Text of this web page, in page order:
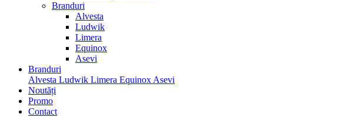
Branduri
Alvesta
Ludwik
Limera
Equinox
Asevi
Branduri
Alvesta Ludwik Limera Equinox Asevi
Noutăți
Promo
Contact